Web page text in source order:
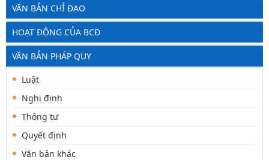
VĂN BẢN CHỈ ĐẠO
HOẠT ĐỘNG CỦA BCĐ
VĂN BẢN PHÁP QUY
Luật
Nghị định
Thông tư
Quyết định
Văn bản khác